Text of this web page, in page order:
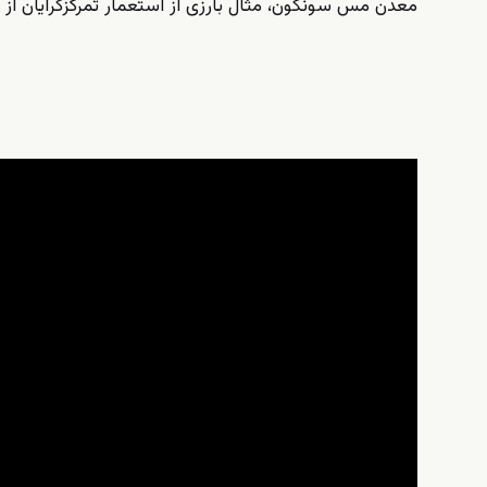
معدن مس سونگون، مثال بارزی از استعمار تمرکزگرایان